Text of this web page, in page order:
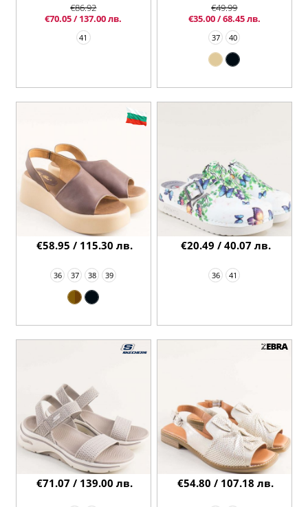
41
€86.92
€70.05 / 137.00 лв.
37 40
€49.99
€35.00 / 68.45 лв.
36 37 38 39
€58.95 / 115.30 лв.
36 41
€20.49 / 40.07 лв.
€71.07 / 139.00 лв. €54.80 / 107.18 лв.